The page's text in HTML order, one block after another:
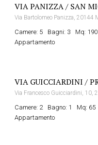
VIA PANIZZA / SAN
Via Bartolomeo Panizza, 20144
Camere: 5 Bagni: 3
Mq: 190
Appartamento
VIA GUICCIARDINI /
Camere: 2 Bagno: 1
Mq: 65
Appartamento